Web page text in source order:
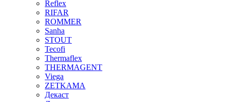
Reflex
RIFAR
ROMMER
Sanha
STOUT
Tecofi
Thermaflex
THERMAGENT
Viega
ZETKAMA
Декаст